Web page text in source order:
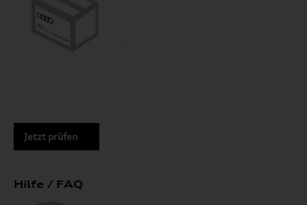
Jetzt prüfen
Hilfe / FAQ